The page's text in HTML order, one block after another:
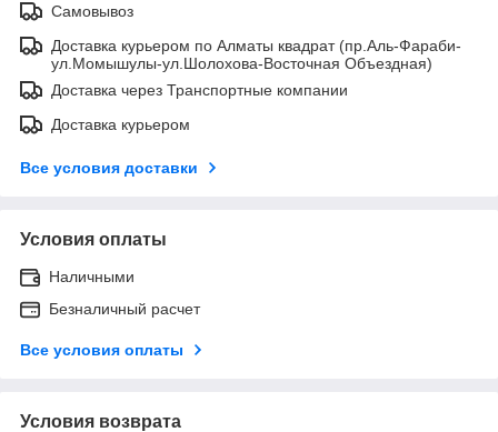
Самовывоз
Доставка курьером по Алматы квадрат (пр.Аль-Фараби-
ул.Момышулы-ул.Шолохова-Восточная Объездная)
Доставка через Транспортные компании
Доставка курьером
Все условия доставки
Условия оплаты
Наличными
Безналичный расчет
Все условия оплаты
Условия возврата